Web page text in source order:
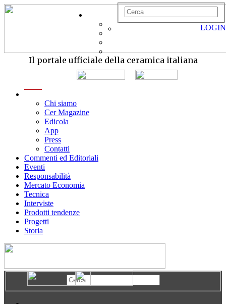
Il portale ufficiale della ceramica italiana
Chi siamo
Cer Magazine
Edicola
App
Press
Contatti
Commenti ed Editoriali
Eventi
Responsabilità
Mercato Economia
Tecnica
Interviste
Prodotti tendenze
Progetti
Storia
LOGIN